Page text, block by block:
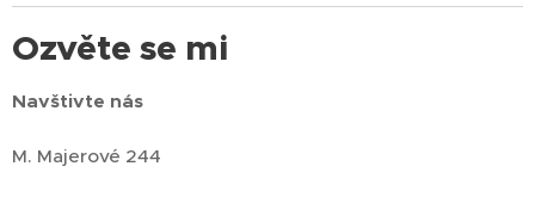
Ozvěte se mi
Navštivte nás
M. Majerové 244